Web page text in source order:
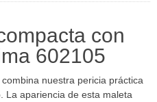
con
602105
nuestra pericia práctica
La apariencia de esta maleta